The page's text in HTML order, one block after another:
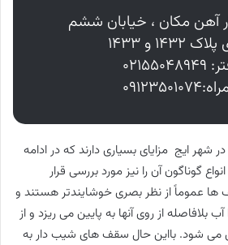
آهن مکان ، خیابان ششم
۱۴۳۲ و ۱۴۳۳
ایج مزایای بسیاری دارند که در ادامه
گوناگون آن را نیز مورد بررسی قرار
ها عموماً از نظر بصری خوشایندتر هستند و
بلافاصله از روی آنها به پایین می ریزد و از
می شود. بااین حال سقف های شیب دار به